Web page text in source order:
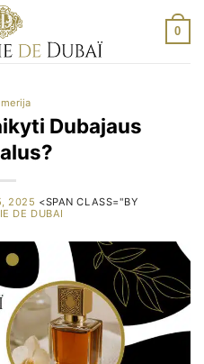
0
Dubajaus
2025 <SPAN CLASS="BY
DE DUBAI